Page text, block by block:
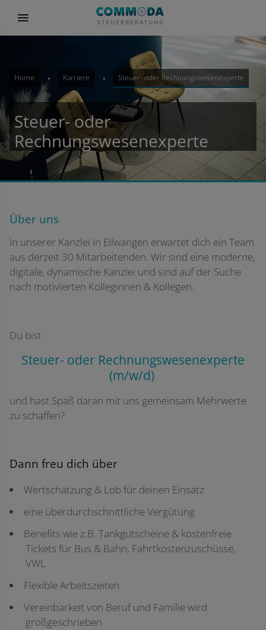
Home Karriere Steuer- oder Rechnungswesenexperte
Steuer- oder
Rechnungswesenexperte
Über uns
In unserer Kanzlei in Ellwangen erwartet dich ein Team
aus derzeit 30 Mitarbeitenden. Wir sind eine moderne,
digitale, dynamische Kanzlei und sind auf der Suche
nach motivierten Kolleginnen & Kollegen.
Du bist
Steuer- oder Rechnungswesenexperte
(m/w/d)
und hast Spaß daran mit uns gemeinsam Mehrwerte
zu schaffen?
Dann freu dich über
Wertschätzung & Lob für deinen Einsatz
eine überdurchschnittliche Vergütung
Benefits wie z.B. Tankgutscheine & kostenfreie
Tickets für Bus & Bahn, Fahrtkostenzuschüsse,
VWL
Flexible Arbeitszeiten
Vereinbarkeit von Beruf und Familie wird
großgeschrieben